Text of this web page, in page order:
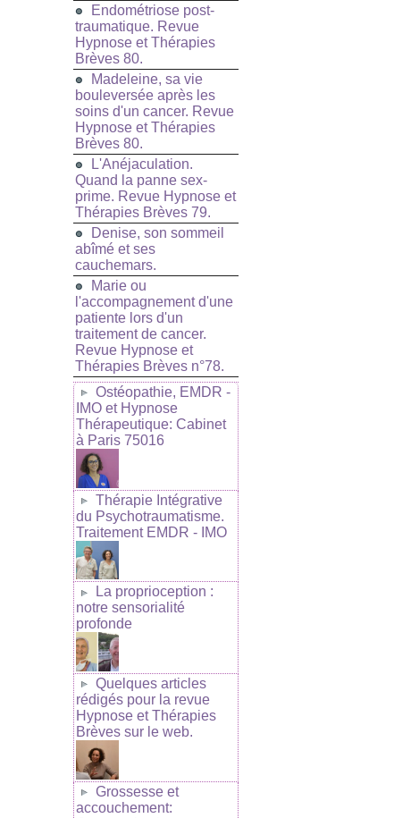
Endométriose post-
traumatique. Revue
Hypnose et Thérapies
Brèves 80.
Madeleine, sa vie
bouleversée après les
soins d'un cancer. Revue
Hypnose et Thérapies
Brèves 80.
L'Anéjaculation.
Quand la panne sex-
prime. Revue Hypnose et
Thérapies Brèves 79.
Denise, son sommeil
abîmé et ses
cauchemars.
Marie ou
l'accompagnement d'une
patiente lors d'un
traitement de cancer.
Revue Hypnose et
Thérapies Brèves n°78.
Ostéopathie, EMDR -
IMO et Hypnose
Thérapeutique: Cabinet
à Paris 75016
Thérapie Intégrative
du Psychotraumatisme.
Traitement EMDR - IMO
La proprioception :
notre sensorialité
profonde
Quelques articles
rédigés pour la revue
Hypnose et Thérapies
Brèves sur le web.
Grossesse et
accouchement: